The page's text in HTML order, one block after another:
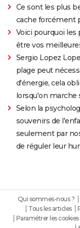
Ce sont les plus
cache forcément
Voici pourquoi les
être vos
Sergio Lopez
plage peut
d'énergie, cela
lorsqu'on marche
Selon la
souvenirs de
seulement par
de réguler leur
Qui sommes-nous ?
Tous les articles
Paramétrer les cookies